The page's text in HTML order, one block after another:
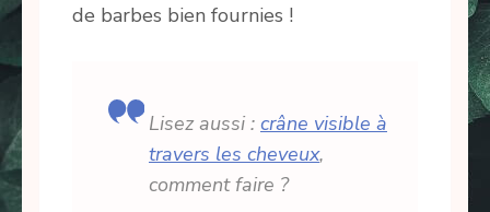
de barbes bien fournies !
Lisez aussi : crâne visible à
travers les cheveux,
comment faire ?